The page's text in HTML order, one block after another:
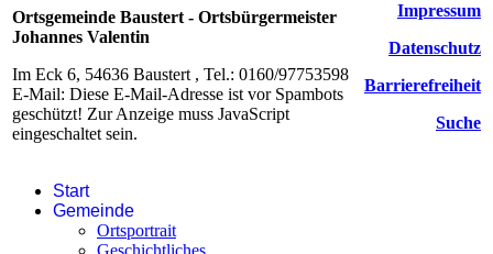
Ortsgemeinde Baustert - Ortsbürgermeister
Johannes Valentin
Im Eck 6, 54636 Baustert , Tel.: 0160/97753598
E-Mail: Diese E-Mail-Adresse ist vor Spambots
geschützt! Zur Anzeige muss JavaScript
eingeschaltet sein.
Impressum
Datenschutz
Barrierefreiheit
Suche
Start
Gemeinde
Ortsportrait